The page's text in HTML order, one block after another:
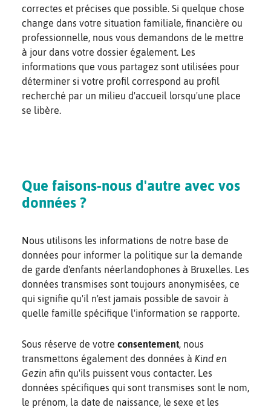
correctes et précises que possible. Si quelque chose
change dans votre situation familiale, financière ou
professionnelle, nous vous demandons de le mettre
à jour dans votre dossier également. Les
informations que vous partagez sont utilisées pour
déterminer si votre profil correspond au profil
recherché par un milieu d'accueil lorsqu'une place
se libère.
Que faisons-nous d'autre avec vos
données ?
Nous utilisons les informations de notre base de
données pour informer la politique sur la demande
de garde d'enfants néerlandophones à Bruxelles. Les
données transmises sont toujours anonymisées, ce
qui signifie qu'il n'est jamais possible de savoir à
quelle famille spécifique l'information se rapporte.
Sous réserve de votre consentement, nous
transmettons également des données à Kind en
Gezin afin qu'ils puissent vous contacter. Les
données spécifiques qui sont transmises sont le nom,
le prénom, la date de naissance, le sexe et les